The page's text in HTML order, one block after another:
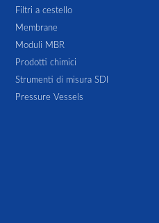
Filtri a cestello
Membrane
Moduli MBR
Prodotti chimici
Strumenti di misura SDI
Pressure Vessels